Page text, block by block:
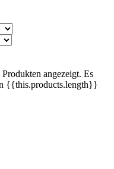
angezeigt. Es
{{this.products.length}}